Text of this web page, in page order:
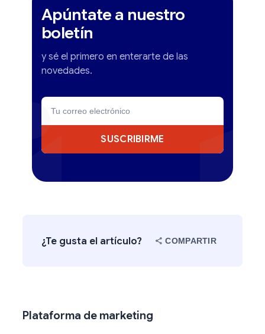
Apúntate a nuestro
boletín
y sé el primero en enterarte de las
novedades.
SUSCRIBIRME
¿Te gusta el artículo? COMPARTIR
Plataforma de marketing